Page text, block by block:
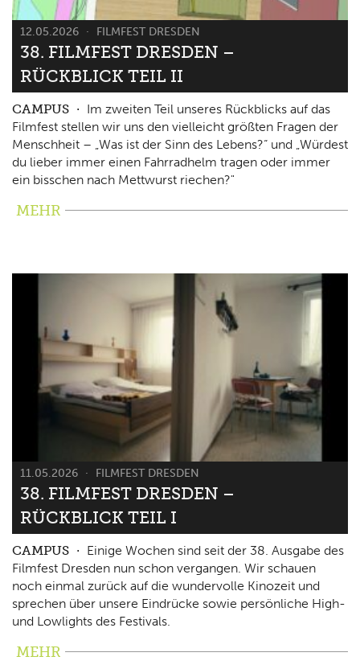
12.05.2026 FILMFEST DRESDEN
38. FILMFEST DRESDEN –
RÜCKBLICK TEIL II
CAMPUS
Im zweiten Teil unseres Rückblicks auf das
Filmfest stellen wir uns den vielleicht größten Fragen der
Menschheit – „Was ist der Sinn des Lebens?“ und „Würdest
du lieber immer einen Fahrradhelm tragen oder immer
ein bisschen nach Mettwurst riechen?"
MEHR
11.05.2026 FILMFEST DRESDEN
38. FILMFEST DRESDEN –
RÜCKBLICK TEIL I
CAMPUS
Einige Wochen sind seit der 38. Ausgabe des
Filmfest Dresden nun schon vergangen. Wir schauen
noch einmal zurück auf die wundervolle Kinozeit und
sprechen über unsere Eindrücke sowie persönliche High-
und Lowlights des Festivals.
MEHR